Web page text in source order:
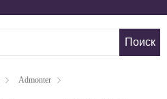
Admonter